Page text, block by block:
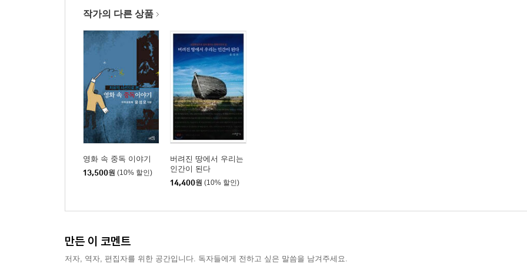
인생 / 음주측정기 / 이혼, 그 슬픈 상처 / 방송 그 이후 / 단주의 페인트 칠 / 내가 속물입니다 / 내가 틀려서 다행입니다 /
동안 모은 250만원 / 목사님을 5년 전에만 만났어도 / 술주정뱅이를 위한 희생제물 / 이보다 더 좋을 순 없다 /
수도치유공동체를 향해 다시 길을 떠납니다 / 땅이 아름답다 / 마침내 땅을 주신 하나님!
작가의 다른 상품
영화 속 중독 이야기
13,500원 (10% 할인)
버려진 땅에서 우리는
인간이 된다
14,400원 (10% 할인)
만든 이 코멘트
저자, 역자, 편집자를 위한 공간입니다. 독자들에게 전하고 싶은 말씀을 남겨주세요.